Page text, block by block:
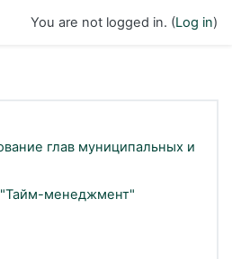
You are not logged in. (Log in)
глав муниципальных и
"Тайм-менеджмент"